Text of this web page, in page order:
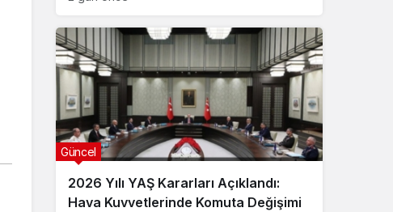
2026 Yılı YAŞ Kararları Açıklandı:
Hava Kuvvetlerinde Komuta Değişimi
Güncel